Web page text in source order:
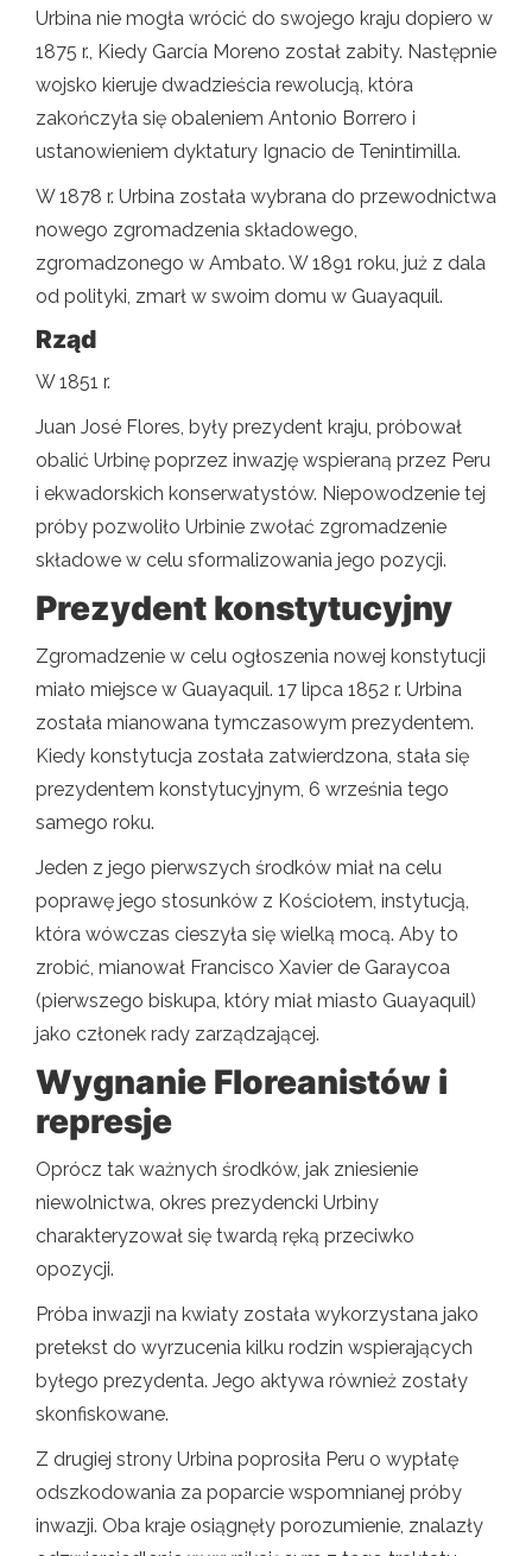
Urbina nie mogła wrócić do swojego kraju dopiero w
1875 r., Kiedy García Moreno został zabity. Następnie
wojsko kieruje dwadzieścia rewolucją, która
zakończyła się obaleniem Antonio Borrero i
ustanowieniem dyktatury Ignacio de Tenintimilla.
W 1878 r. Urbina została wybrana do przewodnictwa
nowego zgromadzenia składowego,
zgromadzonego w Ambato. W 1891 roku, już z dala
od polityki, zmarł w swoim domu w Guayaquil.
Rząd
W 1851 r.
Juan José Flores, były prezydent kraju, próbował
obalić Urbinę poprzez inwazję wspieraną przez Peru
i ekwadorskich konserwatystów. Niepowodzenie tej
próby pozwoliło Urbinie zwołać zgromadzenie
składowe w celu sformalizowania jego pozycji.
Prezydent konstytucyjny
Zgromadzenie w celu ogłoszenia nowej konstytucji
miało miejsce w Guayaquil. 17 lipca 1852 r. Urbina
została mianowana tymczasowym prezydentem.
Kiedy konstytucja została zatwierdzona, stała się
prezydentem konstytucyjnym, 6 września tego
samego roku.
Jeden z jego pierwszych środków miał na celu
poprawę jego stosunków z Kościołem, instytucją,
która wówczas cieszyła się wielką mocą. Aby to
zrobić, mianował Francisco Xavier de Garaycoa
(pierwszego biskupa, który miał miasto Guayaquil)
jako członek rady zarządzającej.
Wygnanie Floreanistów i
represje
Oprócz tak ważnych środków, jak zniesienie
niewolnictwa, okres prezydencki Urbiny
charakteryzował się twardą ręką przeciwko
opozycji.
Próba inwazji na kwiaty została wykorzystana jako
pretekst do wyrzucenia kilku rodzin wspierających
byłego prezydenta. Jego aktywa również zostały
skonfiskowane.
Z drugiej strony Urbina poprosiła Peru o wypłatę
odszkodowania za poparcie wspomnianej próby
inwazji. Oba kraje osiągnęły porozumienie, znalazły